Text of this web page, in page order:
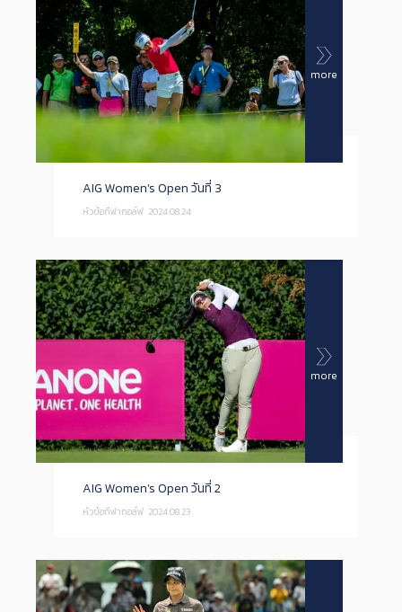
more
AIG Women’s Open วันที่ 3
หัวข้อกีฬากอล์ฟ 2024.08.24
more
AIG Women’s Open วันที่ 2
หัวข้อกีฬากอล์ฟ 2024.08.23